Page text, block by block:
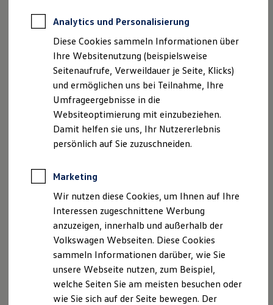
Professional Class bei Volkswagen
Behörden
Direktkunden
Sonderfahrzeuge
Anpfiff zum Gewinn
Elektromobilität
Elektroautos
ID. Tutorials
Elektrofahrzeugkonzepte
ID. EVERY1
Reichweite
Rekuperation
Laden unterwegs
Laden Zuhause
Ladestationen finden
Ladezeitensimulator
Batterie
Sicherheit
Nachhaltigkeit
Technologie
Kosten und Kauf
Datenschutzerklärung
Nutzung von Terminbuchung Online
Impressum
Angaben gemäß § 5 TMG
Johann-Hösl-Straße 13
93053 Regensburg
Geschäftsführung: Jepsen Verwaltungs GmbH
Vertreten durch: Johannes Marx
Kontakt
Telefon: 0941 / 307 22-0
Fax: 0941 / 307 22-66
E-Mail:info@autohaus-west.de
Analytics und Personalisierung
Diese Cookies sammeln Informationen über
Ihre Websitenutzung (beispielsweise
Seitenaufrufe, Verweildauer je Seite, Klicks)
und ermöglichen uns bei Teilnahme, Ihre
Umfrageergebnisse in die
Websiteoptimierung mit einzubeziehen.
Damit helfen sie uns, Ihr Nutzererlebnis
persönlich auf Sie zuzuschneiden.
Marketing
Wir nutzen diese Cookies, um Ihnen auf Ihre
Interessen zugeschnittene Werbung
anzuzeigen, innerhalb und außerhalb der
Volkswagen Webseiten. Diese Cookies
sammeln Informationen darüber, wie Sie
unsere Webseite nutzen, zum Beispiel,
welche Seiten Sie am meisten besuchen oder
wie Sie sich auf der Seite bewegen. Der